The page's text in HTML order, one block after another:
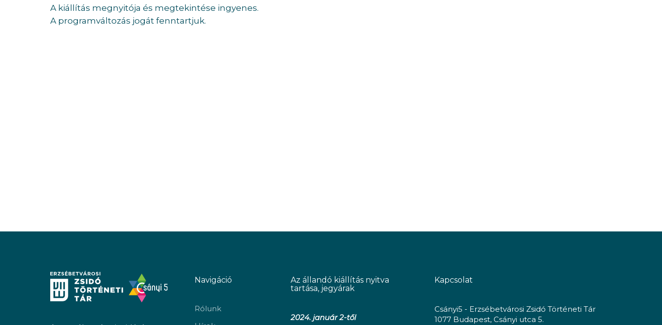
A kiállítás megnyitója és megtekintése ingyenes.
A programváltozás jogát fenntartjuk.
Navigáció
Rólunk
Az állandó kiállítás nyitva
tartása, jegyárak
2024. január 2-től
Kapcsolat
Csányi5 - Erzsébetvárosi Zsidó Történeti Tár
1077 Budapest, Csányi utca 5.